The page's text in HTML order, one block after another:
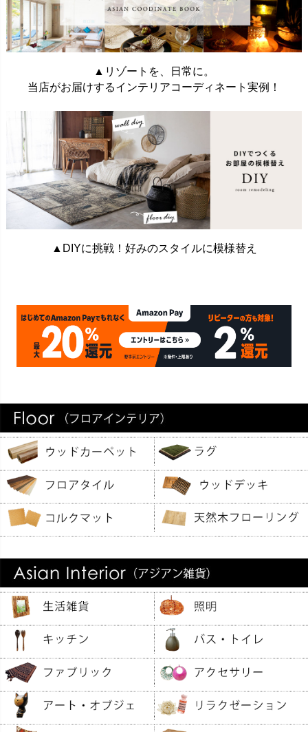
▲リゾートを、日常に。
当店がお届けするインテリアコーディネート実例！
▲DIYに挑戦！好みのスタイルに模様替え